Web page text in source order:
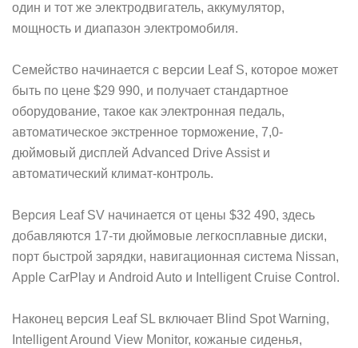
один и тот же электродвигатель, аккумулятор,
мощность и диапазон электромобиля.
Семейство начинается с версии Leaf S, которое может
быть по цене $29 990, и получает стандартное
оборудование, такое как электронная педаль,
автоматическое экстренное торможение, 7,0-
дюймовый дисплей Advanced Drive Assist и
автоматический климат-контроль.
Версия Leaf SV начинается от цены $32 490, здесь
добавляются 17-ти дюймовые легкосплавные диски,
порт быстрой зарядки, навигационная система Nissan,
Apple CarPlay и Android Auto и Intelligent Cruise Control.
Наконец версия Leaf SL включает Blind Spot Warning,
Intelligent Around View Monitor, кожаные сиденья,